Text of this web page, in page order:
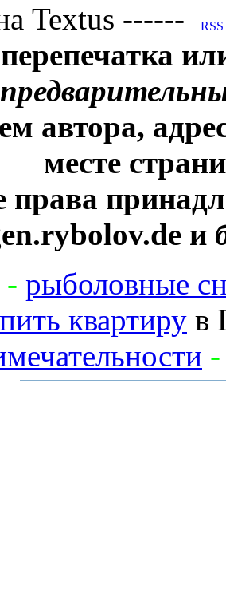
Textus ------
автора,
месте
права
и
- рыболовные
квартиру в